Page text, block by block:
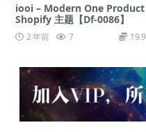
iooi – Modern One Product
Shopify 主题【Df-0086】
2 年前 7 19.9